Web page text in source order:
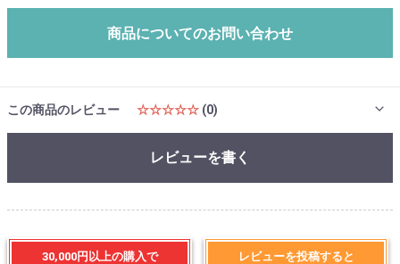
商品についてのお問い合わせ
この商品のレビュー ☆☆☆☆☆ (0)
レビューを書く
30,000円以上の購入で レビューを投稿すると